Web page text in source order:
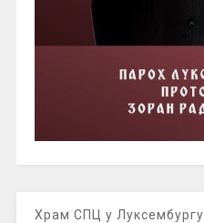
Храм СПЦ у Луксембургу